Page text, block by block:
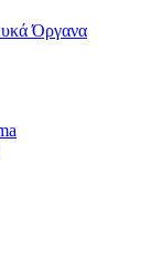
Όργανα